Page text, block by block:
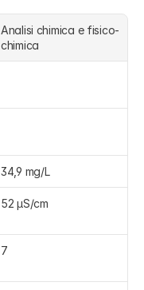
Analisi chimica e fisico-
chimica
34,9 mg/L
52 μS/cm
7